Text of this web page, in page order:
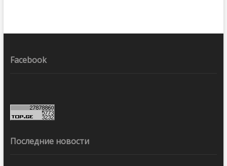
Facebook
Последние новости